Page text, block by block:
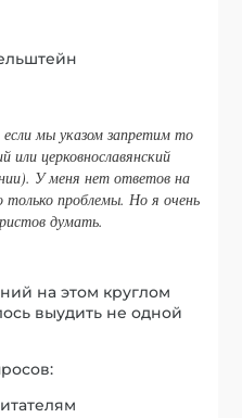
мы указом запретим то
или церковнославянский
У меня нет ответов на
проблемы. Но я очень
думать.
на этом круглом
выудить не одной